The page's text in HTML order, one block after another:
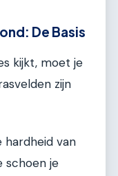
De Basis
kijkt, moet je
zijn
hardheid van
schoen je